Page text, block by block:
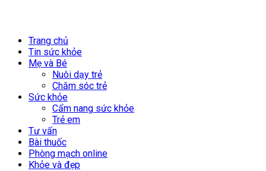
Trang chủ
Tin sức khỏe
Mẹ và Bé
Nuôi dạy trẻ
Chăm sóc trẻ
Sức khỏe
Cẩm nang sức khỏe
Trẻ em
Tư vấn
Bài thuốc
Phòng mạch online
Khỏe và đẹp